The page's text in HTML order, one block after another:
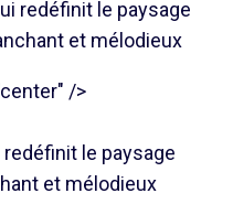
redéfinit le paysage
et mélodieux
/>
le paysage
et mélodieux